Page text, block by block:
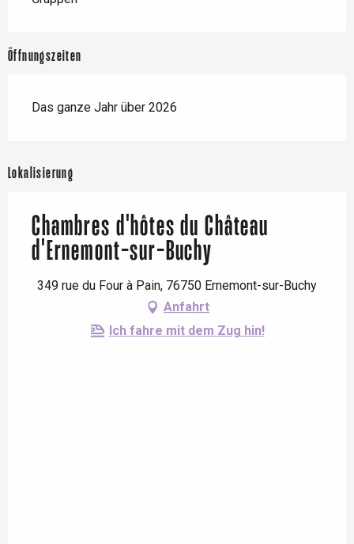
Öffnungszeiten
Das ganze Jahr über 2026
Lokalisierung
Chambres d'hôtes du Château
d'Ernemont-sur-Buchy
349 rue du Four à Pain, 76750 Ernemont-sur-Buchy
Anfahrt
Ich fahre mit dem Zug hin!